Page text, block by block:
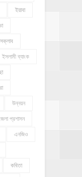
ইয়াবা
ইসলামী ব্যাংক
উন্নয়ন
প্রশাসন
এনজিও
কবিতা